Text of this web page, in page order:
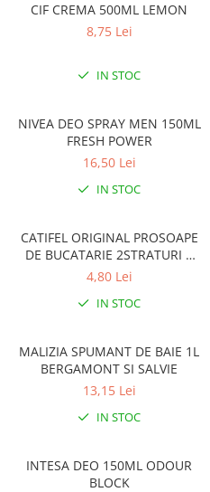
CIF CREMA 500ML LEMON
8,75 Lei
IN STOC
NIVEA DEO SPRAY MEN 150ML
FRESH POWER
16,50 Lei
IN STOC
CATIFEL ORIGINAL PROSOAPE
DE BUCATARIE 2STRATURI 2
ROLE/PACHET
4,80 Lei
IN STOC
MALIZIA SPUMANT DE BAIE 1L
BERGAMONT SI SALVIE
13,15 Lei
IN STOC
INTESA DEO 150ML ODOUR
BLOCK